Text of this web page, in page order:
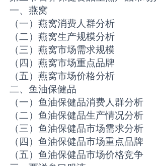
一、燕窝
（一）燕窝消费人群分析
（二）燕窝生产规模分析
（三）燕窝市场需求规模
（四）燕窝市场重点品牌
（五）燕窝市场价格分析
二、鱼油保健品
（一）鱼油保健品消费人群分析
（二）鱼油保健品生产情况分析
（三）鱼油保健品市场需求分析
（四）鱼油保健品市场重点品牌
（五）鱼油保健品市场价格竞争